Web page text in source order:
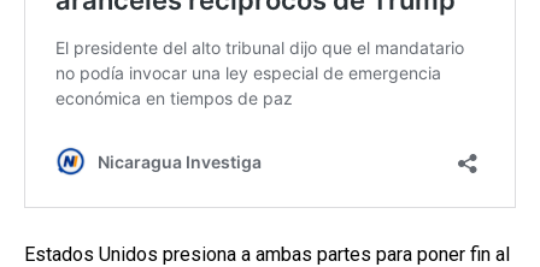
Estados Unidos presiona a ambas partes para poner fin al